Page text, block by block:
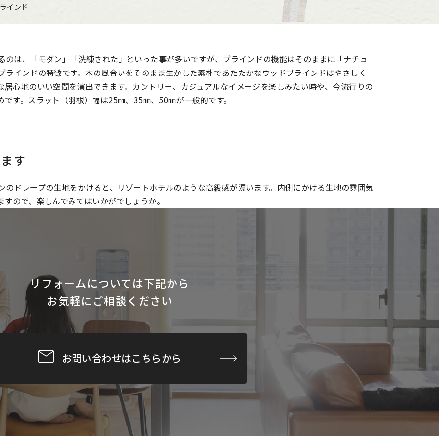
インド
のは、「モダン」「洗練された」といった事が多いですが、ブラインドの機能はそのままに「ナチュ
インドの特徴です。木の風合いをそのまま生かした素朴であたたかなウッドブラインドはやさしく
心地のいい空間を演出できます。カントリー、カジュアルなイメージを楽しみたい時や、今流行りの
す。スラット（羽根）幅は25㎜、35㎜、50㎜が一般的です。
す
のドレープの生地をかけると、リゾートホテルのような高級感が漂います。内側にかける生地の雰囲気
ので、楽しんでみてはいかがでしょうか。
リフォームについては下記から
お気軽にご相談ください
お問い合わせはこちらから